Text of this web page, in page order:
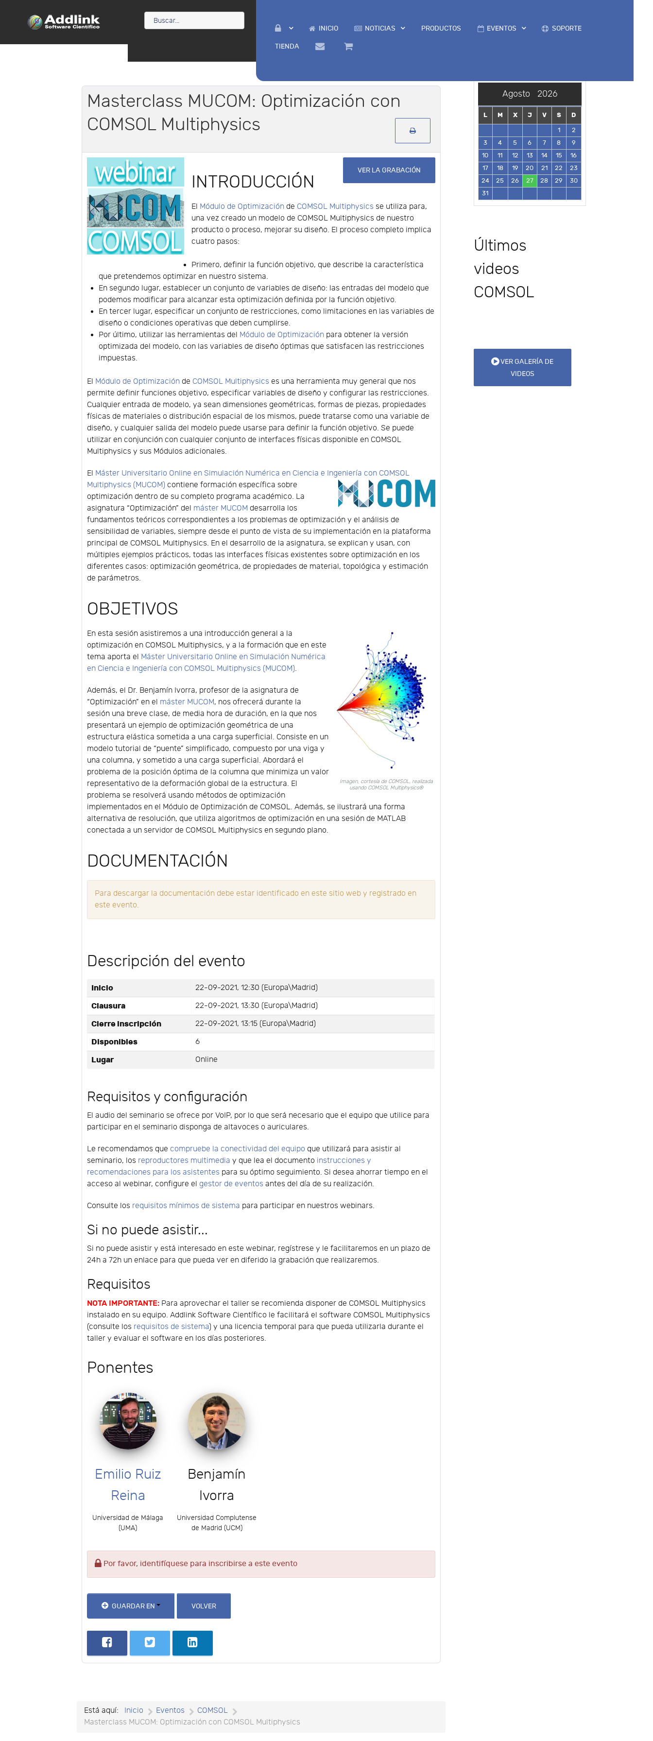
INICIO NOTICIAS PRODUCTOS EVENTOS SOPORTE
TIENDA
Masterclass MUCOM: Optimización con
COMSOL Multiphysics
VER LA GRABACIÓN
INTRODUCCIÓN
El Módulo de Optimización de COMSOL Multiphysics se utiliza para,
una vez creado un modelo de COMSOL Multiphysics de nuestro
producto o proceso, mejorar su diseño. El proceso completo implica
cuatro pasos:
Primero, definir la función objetivo, que describe la característica
que pretendemos optimizar en nuestro sistema.
En segundo lugar, establecer un conjunto de variables de diseño: las entradas del modelo que
podemos modificar para alcanzar esta optimización definida por la función objetivo.
En tercer lugar, especificar un conjunto de restricciones, como limitaciones en las variables de
diseño o condiciones operativas que deben cumplirse.
Por último, utilizar las herramientas del Módulo de Optimización para obtener la versión
optimizada del modelo, con las variables de diseño óptimas que satisfacen las restricciones
impuestas.
El Módulo de Optimización de COMSOL Multiphysics es una herramienta muy general que nos
permite definir funciones objetivo, especificar variables de diseño y configurar las restricciones.
Cualquier entrada de modelo, ya sean dimensiones geométricas, formas de piezas, propiedades
físicas de materiales o distribución espacial de los mismos, puede tratarse como una variable de
diseño, y cualquier salida del modelo puede usarse para definir la función objetivo. Se puede
utilizar en conjunción con cualquier conjunto de interfaces físicas disponible en COMSOL
Multiphysics y sus Módulos adicionales.
El Máster Universitario Online en Simulación Numérica en Ciencia e Ingeniería con COMSOL
Multiphysics (MUCOM) contiene formación específica sobre
optimización dentro de su completo programa académico. La
asignatura “Optimización” del máster MUCOM desarrolla los
fundamentos teóricos correspondientes a los problemas de optimización y el análisis de
sensibilidad de variables, siempre desde el punto de vista de su implementación en la plataforma
principal de COMSOL Multiphysics. En el desarrollo de la asignatura, se explican y usan, con
múltiples ejemplos prácticos, todas las interfaces físicas existentes sobre optimización en los
diferentes casos: optimización geométrica, de propiedades de material, topológica y estimación
de parámetros.
OBJETIVOS
Imagen, cortesía de COMSOL, realizada
usando COMSOL Multiphysics®
En esta sesión asistiremos a una introducción general a la
optimización en COMSOL Multiphysics, y a la formación que en este
tema aporta el Máster Universitario Online en Simulación Numérica
en Ciencia e Ingeniería con COMSOL Multiphysics (MUCOM).
Además, el Dr. Benjamín Ivorra, profesor de la asignatura de
“Optimización” en el máster MUCOM, nos ofrecerá durante la
sesión una breve clase, de media hora de duración, en la que nos
presentará un ejemplo de optimización geométrica de una
estructura elástica sometida a una carga superficial. Consiste en un
modelo tutorial de “puente” simplificado, compuesto por una viga y
una columna, y sometido a una carga superficial. Abordará el
problema de la posición óptima de la columna que minimiza un valor
representativo de la deformación global de la estructura. El
problema se resolverá usando métodos de optimización
implementados en el Módulo de Optimización de COMSOL. Además, se ilustrará una forma
alternativa de resolución, que utiliza algoritmos de optimización en una sesión de MATLAB
conectada a un servidor de COMSOL Multiphysics en segundo plano.
DOCUMENTACIÓN
Para descargar la documentación debe estar identificado en este sitio web y registrado en
este evento.
Descripción del evento
Inicio 22-09-2021, 12:30 (Europa\Madrid)
Clausura 22-09-2021, 13:30 (Europa\Madrid)
Cierre inscripción 22-09-2021, 13:15 (Europa\Madrid)
Disponibles 6
Lugar Online
Requisitos y configuración
El audio del seminario se ofrece por VoIP, por lo que será necesario que el equipo que utilice para
participar en el seminario disponga de altavoces o auriculares.
Le recomendamos que compruebe la conectividad del equipo que utilizará para asistir al
seminario, los reproductores multimedia y que lea el documento instrucciones y
recomendaciones para los asistentes para su óptimo seguimiento. Si desea ahorrar tiempo en el
acceso al webinar, configure el gestor de eventos antes del día de su realización.
Consulte los requisitos mínimos de sistema para participar en nuestros webinars.
Si no puede asistir...
Si no puede asistir y está interesado en este webinar, regístrese y le facilitaremos en un plazo de
24h a 72h un enlace para que pueda ver en diferido la grabación que realizaremos.
Requisitos
NOTA IMPORTANTE: Para aprovechar el taller se recomienda disponer de COMSOL Multiphysics
instalado en su equipo. Addlink Software Científico le facilitará el software COMSOL Multiphysics
(consulte los requisitos de sistema) y una licencia temporal para que pueda utilizarla durante el
taller y evaluar el software en los días posteriores.
Ponentes
Emilio Ruiz
Reina
Universidad de Málaga
(UMA)
Benjamín
Ivorra
Universidad Complutense
de Madrid (UCM)
Por favor, identifíquese para inscribirse a este evento
GUARDAR EN VOLVER
Está aquí: Inicio Eventos
COMSOL
Masterclass MUCOM: Optimización con COMSOL Multiphysics
Agosto 2026
L M X J V S
D
1
2
3
4 5 6 7 8
9
10
11 12 13 14 15
16
17
18 19 20 21 22
23
24
25 26 27 28 29
30
31
Últimos
videos
COMSOL
VER GALERÍA DE
VIDEOS